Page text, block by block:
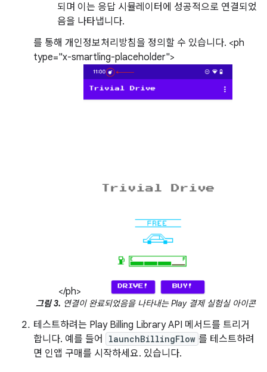
되며 이는 응답 시뮬레이터에 성공적으로 연결되었
음을 나타냅니다.
를 통해 개인정보처리방침을 정의할 수 있습니다. <ph
type="x-smartling-placeholder">
</ph>
그림 3. 연결이 완료되었음을 나타내는 Play 결제 실험실 아이콘
테스트하려는 Play Billing Library API 메서드를 트리거
합니다. 예를 들어
launchBillingFlow 를 테스트하려
면 인앱 구매를 시작하세요. 있습니다.